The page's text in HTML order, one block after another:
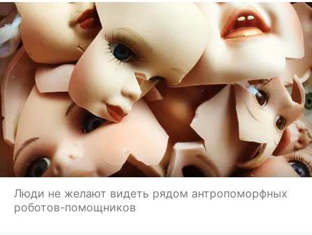
Люди не желают видеть рядом антропоморфных
роботов-помощников